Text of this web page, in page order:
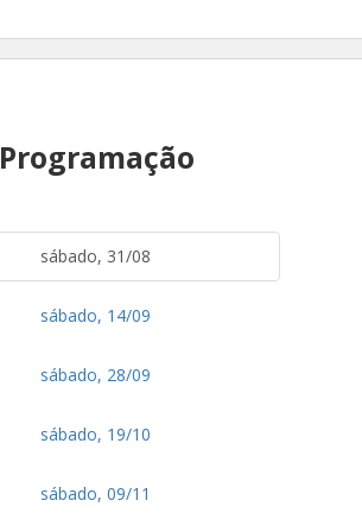
Programação
sábado, 31/08
sábado, 14/09
sábado, 28/09
sábado, 19/10
sábado, 09/11